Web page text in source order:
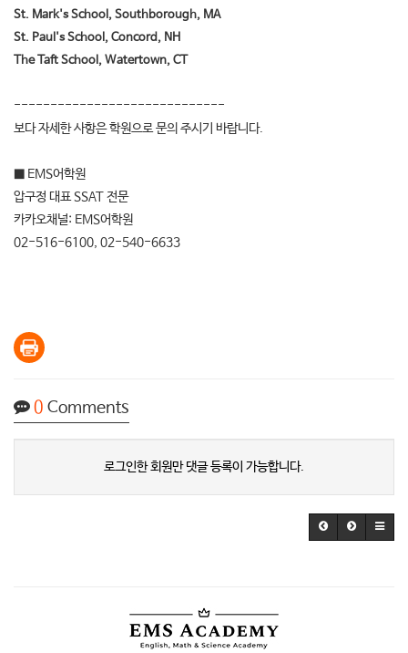
St. Mark's School, Southborough, MA
St. Paul's School, Concord, NH
The Taft School, Watertown, CT
-----------------------------
보다 자세한 사항은 학원으로 문의 주시기 바랍니다.
■ EMS어학원
압구정 대표 SSAT 전문
카카오채널: EMS어학원
02-516-6100, 02-540-6633
0 Comments
로그인한 회원만 댓글 등록이 가능합니다.